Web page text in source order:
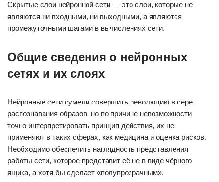
Скрытые слои нейронной сети — это слои, которые не
являются ни входными, ни выходными, а являются
промежуточными шагами в вычислениях сети.
Общие сведения о нейронных
сетях и их слоях
Нейронные сети сумели совершить революцию в сере
распознавания образов, но по причине невозможности
точно интерпретировать принцип действия, их не
применяют в таких сферах, как медицина и оценка рисков.
Необходимо обеспечить наглядность представления
работы сети, которое представит её не в виде чёрного
ящика, а хотя бы сделает «полупрозрачным».